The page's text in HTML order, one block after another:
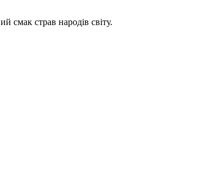
смак страв народів світу.